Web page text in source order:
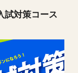
試対策コース